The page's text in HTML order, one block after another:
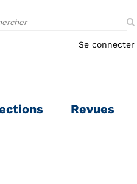
le
Se connecter
Revues